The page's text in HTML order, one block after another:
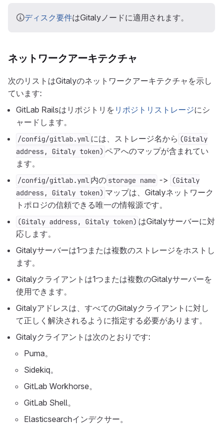
ディスク要件はGitalyノードに適用されます。
ネットワークアーキテクチャ
次のリストはGitalyのネットワークアーキテクチャを示し
ています:
GitLab Railsはリポジトリを リポジトリストレージにシ
ャードします。
/config/gitlab.yml には、ストレージ名から (Gitaly
address, Gitaly token) ペアへのマップが含まれてい
ます。
/config/gitlab.yml 内の storage name -> (Gitaly
address, Gitaly token) マップは、Gitalyネットワーク
トポロジの信頼できる唯一の情報源です。
(Gitaly address, Gitaly token) はGitalyサーバーに対
応します。
Gitalyサーバーは1つまたは複数のストレージをホストし
ます。
Gitalyクライアントは1つまたは複数のGitalyサーバーを
使用できます。
Gitalyアドレスは、すべてのGitalyクライアントに対し
て正しく解決されるように指定する必要があります。
Gitalyクライアントは次のとおりです:
Puma。
Sidekiq。
GitLab Workhorse。
GitLab Shell。
Elasticsearchインデクサー。